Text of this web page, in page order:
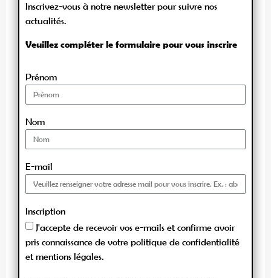
Inscrivez-vous à notre newsletter pour suivre nos
actualités.
Veuillez compléter le formulaire pour vous inscrire
Prénom
Nom
E-mail
Inscription
J'accepte de recevoir vos e-mails et confirme avoir
pris connaissance de votre politique de confidentialité
et mentions légales.